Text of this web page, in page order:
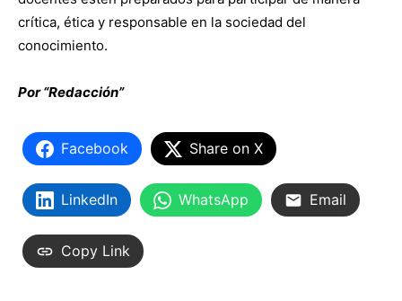
crítica, ética y responsable en la sociedad del
conocimiento.
Por “Redacción”
Facebook Share on X
LinkedIn WhatsApp Email
Copy Link